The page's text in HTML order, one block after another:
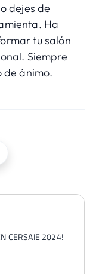
CERSAIE 2024!
dejes de
Ha
tu salón
Siempre
de ánimo.